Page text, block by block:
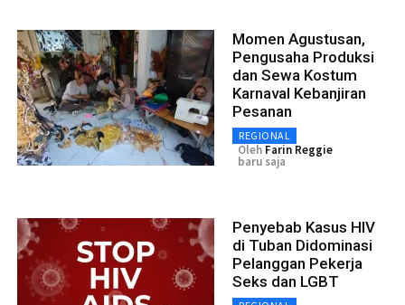
Momen Agustusan,
Pengusaha Produksi
dan Sewa Kostum
Karnaval Kebanjiran
Pesanan
REGIONAL
Oleh Farin Reggie
baru saja
Penyebab Kasus HIV
di Tuban Didominasi
Pelanggan Pekerja
Seks dan LGBT